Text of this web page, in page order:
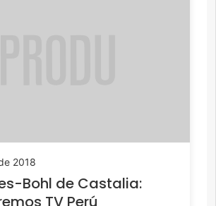
2018
Bohl de Castalia:
TV Perú